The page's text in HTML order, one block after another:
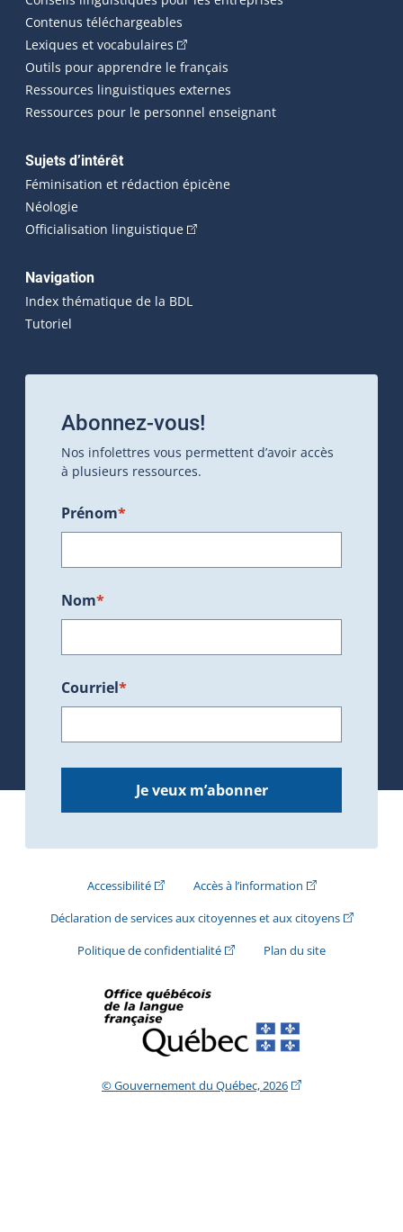
Contenus téléchargeables
Lexiques et vocabulaires (Cet hyperlien externe s'ouvrira
Outils pour apprendre le français
Ressources linguistiques externes
Ressources pour le personnel enseignant
Sujets d’intérêt
Féminisation et rédaction épicène
Néologie
Officialisation linguistique(Cet hyperlien externe s'ouvrira
Navigation
Index thématique de la BDL
Tutoriel
Abonnez-vous!
Nos infolettres vous permettent d’avoir accès
à plusieurs ressources.
Prénom*
Nom*
Courriel*
Je veux m’abonner
Accessibilité(Cet hyperlien externe s'ouvrira dans une
Accès à l’information(Cet hyperlien
Déclaration de services aux citoyennes et aux citoyens(Cet
Politique de confidentialité(Cet hyperlien externe s'ouvrira
Plan du site
© Gouvernement du Québec, 2026(Cet hyperlien